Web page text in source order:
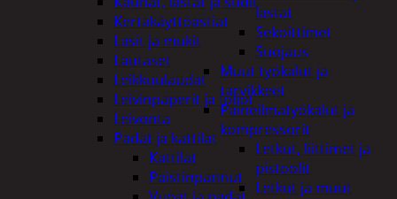
lastat
Sekoittimet
Suojaus
Muut työkalut ja
tarvikkeet
Paineilmatyökalut ja
kompressorit
Letkut, liittimet ja
pistoolit
Letkut ja muut
Kertakäyttöastiat
Lasit ja mukit
Lautaset
Leikkuulaudat
Leivinpaperit ja foliot
Leivonta
Padat ja kattilat
Kattilat
Paistinpannut